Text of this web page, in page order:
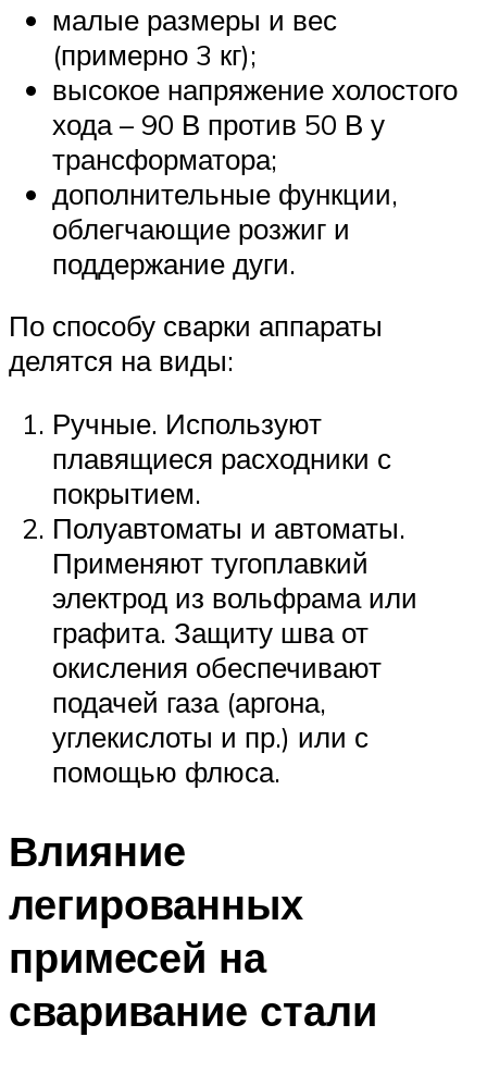
малые размеры и вес
(примерно 3 кг);
высокое напряжение холостого
хода – 90 В против 50 В у
трансформатора;
дополнительные функции,
облегчающие розжиг и
поддержание дуги.
По способу сварки аппараты
делятся на виды:
Ручные. Используют
плавящиеся расходники с
покрытием.
Полуавтоматы и автоматы.
Применяют тугоплавкий
электрод из вольфрама или
графита. Защиту шва от
окисления обеспечивают
подачей газа (аргона,
углекислоты и пр.) или с
помощью флюса.
Влияние
легированных
примесей на
сваривание стали